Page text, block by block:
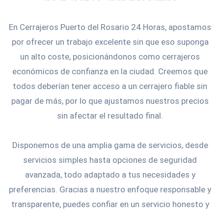
En Cerrajeros Puerto del Rosario 24 Horas, apostamos
por ofrecer un trabajo excelente sin que eso suponga
un alto coste, posicionándonos como cerrajeros
económicos de confianza en la ciudad. Creemos que
todos deberían tener acceso a un cerrajero fiable sin
pagar de más, por lo que ajustamos nuestros precios
sin afectar el resultado final.
Disponemos de una amplia gama de servicios, desde
servicios simples hasta opciones de seguridad
avanzada, todo adaptado a tus necesidades y
preferencias. Gracias a nuestro enfoque responsable y
transparente, puedes confiar en un servicio honesto y